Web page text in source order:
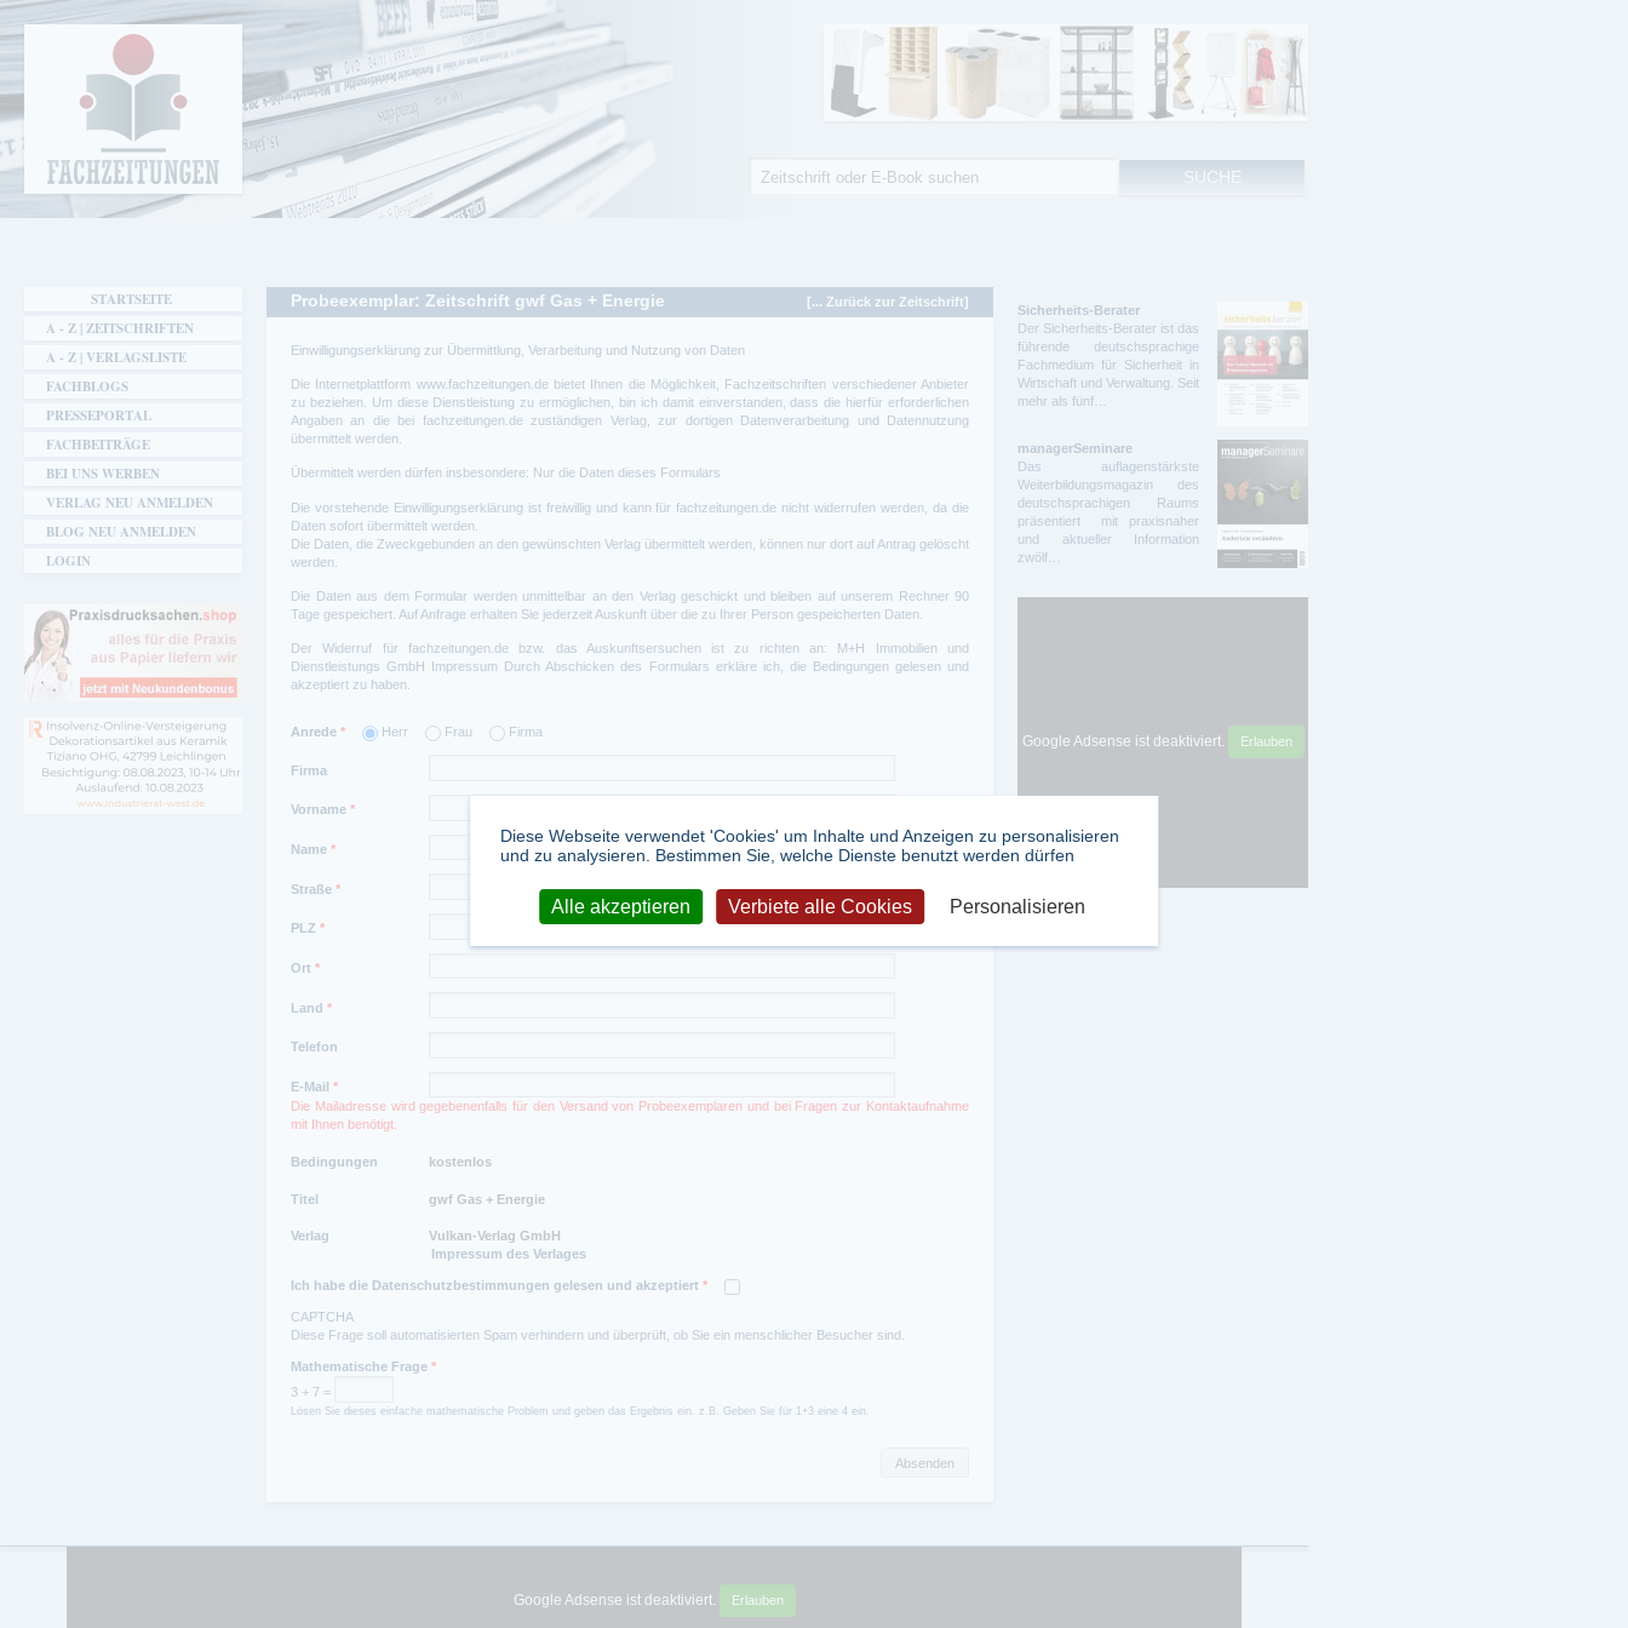
Fachzeitungen.de - Das unabhängige Portal
für Fachmagazine Fachpublikationen &
eBooks
Probeexemplar: Zeitschrift gwf Gas + Energie [... Zurück zur Zeitschrift]
Einwilligungserklärung zur Übermittlung, Verarbeitung und Nutzung von Daten
Die Internetplattform www.fachzeitungen.debietet Ihnen die Möglichkeit, Fachzeitschriften verschiedener Anbieter
zu beziehen. Um diese Dienstleistung zu ermöglichen, bin ich damit einverstanden, dass die hierfür erforderlichen
Angaben an die bei fachzeitungen.dezuständigen Verlag, zur dortigen Datenverarbeitung und Datennutzung
übermittelt werden.
Übermittelt werden dürfen insbesondere: Nur die Daten dieses Formulars
Die vorstehende Einwilligungserklärung ist freiwillig und kann fürfachzeitungen.de nicht widerrufen werden, da die
Daten sofort übermittelt werden.
Die Daten, die Zweckgebunden an den gewünschten Verlag übermittelt werden, können nur dort auf Antrag gelöscht
werden.
Die Daten aus dem Formular werden unmittelbar an den Verlag geschickt und bleiben auf unserem Rechner 90
Tage gespeichert. Auf Anfrage erhalten Sie jederzeit Auskunft über die zu Ihrer Person gespeicherten Daten.
Der Widerruf für fachzeitungen.de bzw. das Auskunftsersuchen ist zu richten an: M+H Immobilien und
Dienstleistungs GmbH Impressum Durch Abschicken des Formulars erkläre ich, die Bedingungen gelesen und
akzeptiert zu haben.
Anrede * Herr Frau Firma
Firma
Vorname *
Name *
Straße *
PLZ *
Ort *
Land *
Telefon
E-Mail *
Die Mailadresse wird gegebenenfalls für den Versand von Probeexemplaren und bei Fragen zur Kontaktaufnahme
mit Ihnen benötigt.
Bedingungen
Titel
Verlag
Impressum des Verlages
Ich habe die Datenschutzbestimmungen gelesen und akzeptiert *
CAPTCHA
Diese Frage soll automatisierten Spam verhindern und überprüft, ob Sie ein menschlicher Besucher sind.
Mathematische Frage *
3 + 7 =
Lösen Sie dieses einfache mathematische Problem und geben das Ergebnis ein. z.B. Geben Sie für 1+3 eine 4 ein.
STARTSEITE
A - Z | ZEITSCHRIFTEN
A - Z | VERLAGSLISTE
FACHBLOGS
PRESSEPORTAL
FACHBEITRÄGE
BEI UNS WERBEN
VERLAG NEU ANMELDEN
BLOG NEU ANMELDEN
LOGIN
Sicherheits-Berater
Der Sicherheits-Berater ist das
führende deutschsprachige
Fachmedium für Sicherheit in
Wirtschaft und Verwaltung. Seit
mehr als fünf…
managerSeminare
Das auflagenstärkste
Weiterbildungsmagazin des
deutschsprachigen Raums
präsentiert mit praxisnaher
und aktueller Information
zwölf…
Google Adsense ist deaktiviert. Erlauben
Suchformular
Google Adsense ist deaktiviert. Erlauben
Diese Webseite verwendet 'Cookies' um Inhalte und Anzeigen zu personalisieren
und zu analysieren. Bestimmen Sie, welche Dienste benutzt werden dürfen
Alle akzeptieren Verbiete alle Cookies Personalisieren